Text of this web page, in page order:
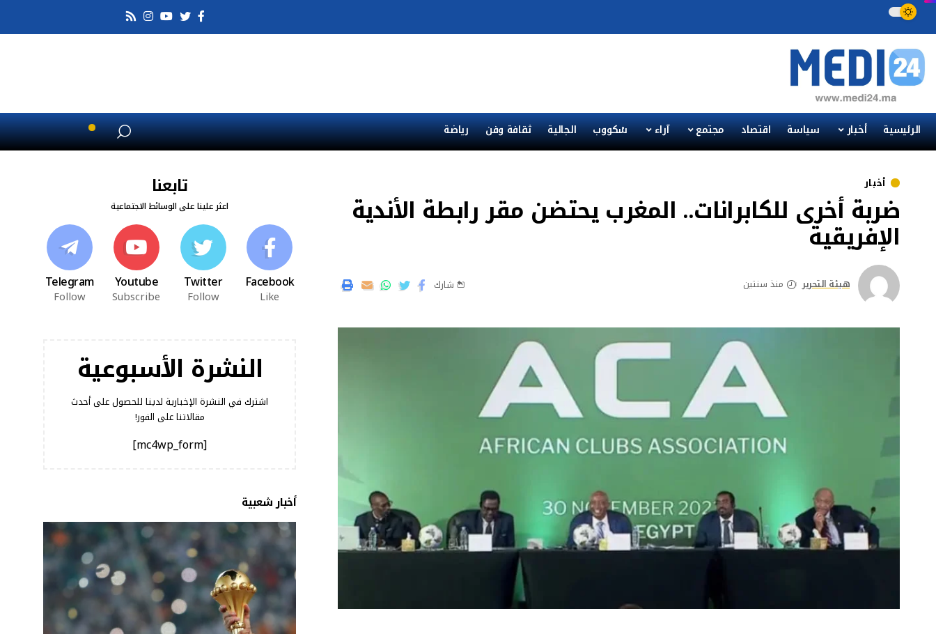
الرئيسية أخبار سياسة اقتصاد مجتمع آراء سْكووب الجالية ثقافة وفن رياضة
أخبار
ضربة أخرى للكابرانات.. المغرب يحتضن مقر رابطة الأندية
الإفريقية
هيئة التحرير منذ سنتين شارك
تابعنا
اعثر علينا على الوسائط الاجتماعية
Facebook
Like
Twitter
Follow
Youtube
Subscribe
Telegram
Follow
النشرة الأسبوعية
اشترك في النشرة الإخبارية لدينا للحصول على أحدث
مقالاتنا على الفور!
[mc4wp_form]
أخبار شعبية